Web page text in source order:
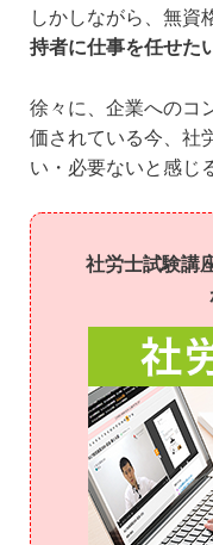
しかしながら、無資
持者に仕事を任せた
徐々に、企業へのコ
価されている今、社
い・必要ないと感じ
社労士試験講